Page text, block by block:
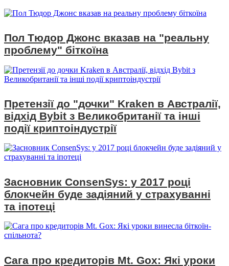
Пол Тюдор Джонс вказав на "реальну
проблему" біткоїна
Претензії до "дочки" Kraken в Австралії,
відхід Bybit з Великобританії та інші
події криптоіндустрії
Засновник ConsenSys: у 2017 році
блокчейн буде задіяний у страхуванні
та іпотеці
Сага про кредиторів Mt. Gox: Які уроки